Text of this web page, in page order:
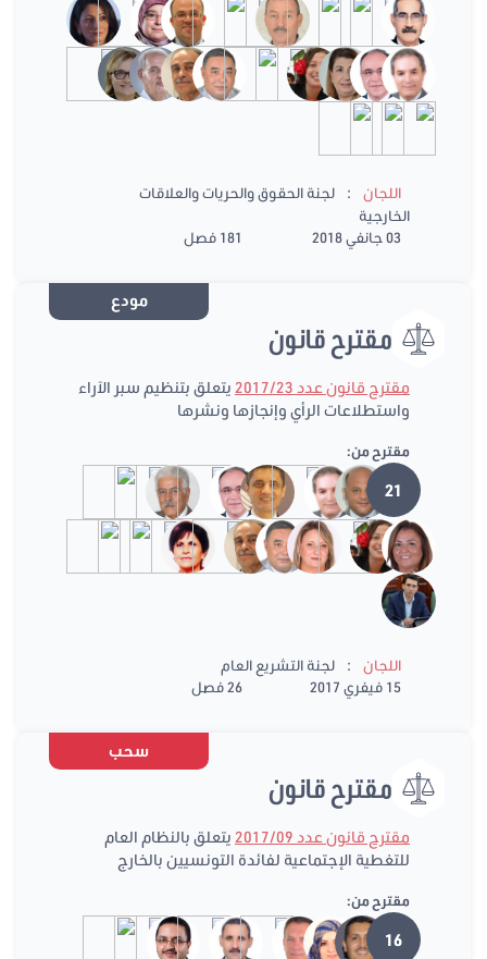
اللجان :
لجنة الحقوق والحريات والعلاقات
الخارجية
03 جانفي 2018
181 فصل
مودع
مقترح قانون
مقترح قانون عدد 2017/23
يتعلق بتنظيم سبر الآراء
واستطلاعات الرأي وإنجازها ونشرها
مقترح من:
21
اللجان :
لجنة التشريع العام
15 فيفري 2017
26 فصل
سحب
مقترح قانون
مقترح قانون عدد 2017/09
يتعلق بالنظام العام
للتغطية الإجتماعية لفائدة التونسيين بالخارج
مقترح من:
16